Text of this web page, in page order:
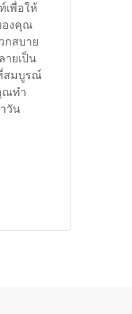
พื่อให้
องคุณ
กสบาย
ายเป็น
สมบูรณ์
ณทำ
วัน